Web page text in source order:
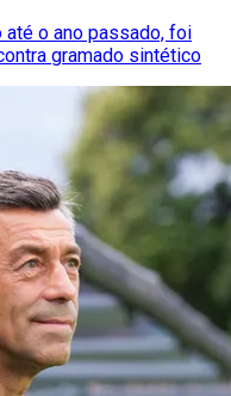
até o ano passado, foi
gramado sintético